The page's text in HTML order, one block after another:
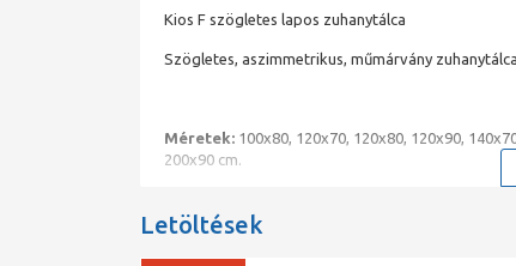
Kios F szögletes lapos zuhanytálca
Szögletes, aszimmetrikus, műmárvány
Méretek: 100x80, 120x70, 120x80, 120x90,
200x90 cm.
Ajándék KS90-es szifonnal.
Letöltések